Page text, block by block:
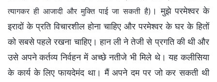
त्यागकर ही आजादी और मुक्ति पाई जा सकती है) । मुझे परमेश्वर के
इरादों के प्रति विचारशील होना चाहिए और परमेश्वर के घर के हितों
को सबसे पहले रखना चाहिए। हान ली ने तेजी से प्रगति की थी और
उसे अपने कर्तव्य निर्वहन में अच्छे नतीजे भी मिले थे। यह कलीसिया
के कार्य के लिए फायदेमंद था। मैं अपने दम पर जो कर सकती थी